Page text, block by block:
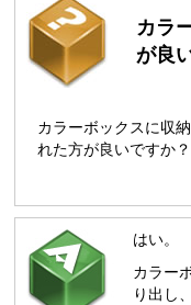
カラ
が良
カラーボックスに収
れた方が良いですか？
はい。
カラー
り出し